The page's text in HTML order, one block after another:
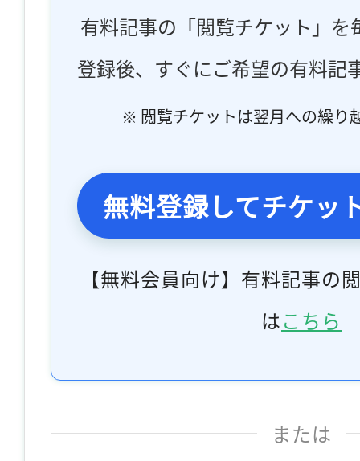
有料記事の「閲覧チケット」
登録後、すぐにご希望の有料記
※ 閲覧チケットは翌月への繰り
無料登録してチケッ
【無料会員向け】有料記事の
はこちら
または